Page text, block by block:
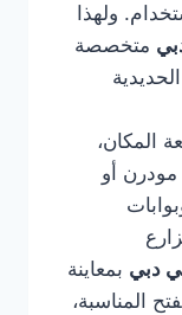
ولهذا
متخصصة
المكان،
أو
دبي بمعاينة
المناسبة،